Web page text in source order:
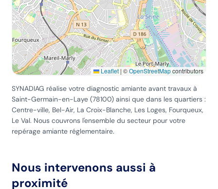
Leaflet | ©OpenStreetMapcontributors
SYNADIAG réalise votre diagnostic amiante avant travaux à
Saint-Germain-en-Laye (78100) ainsi que dans les quartiers :
Centre-ville, Bel-Air, La Croix-Blanche, Les Loges, Fourqueux,
Le Val. Nous couvrons l'ensemble du secteur pour votre
repérage amiante réglementaire.
Nous intervenons aussi à
proximité